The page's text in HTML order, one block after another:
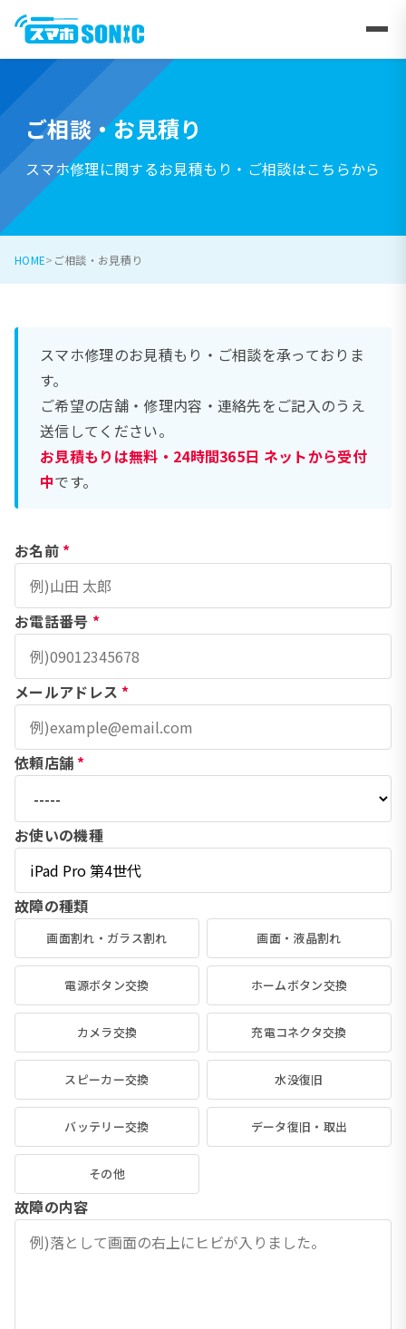
ご相談・お見積り
スマホ修理に関するお見積もり・ご相談はこちらから
HOME ご相談・お見積り
スマホ修理のお見積もり・ご相談を承っておりま
す。
ご希望の店舗・修理内容・連絡先をご記入のうえ
送信してください。
お見積もりは無料・24時間365日 ネットから受付
中です。
お名前 *
お電話番号 *
メールアドレス *
依頼店舗 *
お使いの機種
故障の種類
画面割れ・ガラス割れ 画面・液晶割れ
電源ボタン交換 ホームボタン交換
カメラ交換 充電コネクタ交換
スピーカー交換 水没復旧
バッテリー交換 データ復旧・取出
その他
故障の内容